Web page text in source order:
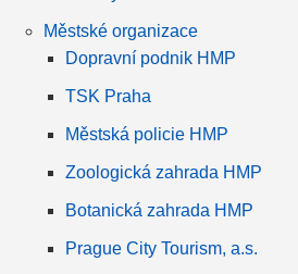
Městské organizace
Dopravní podnik HMP
TSK Praha
Městská policie HMP
Zoologická zahrada HMP
Botanická zahrada HMP
Prague City Tourism, a.s.